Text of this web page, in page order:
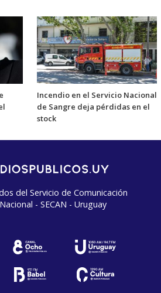
Incendio en el Servicio Nacional
de Sangre deja pérdidas en el
stock
del Servicio de Comunicación
- SECAN - Uruguay